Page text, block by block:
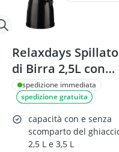
Relaxdays
di Birra 2,5L con
Rubinetto
spedizione immediata
spedizione gratuita
capacità con e senza
scomparto del
2,5 L e 3,5 L